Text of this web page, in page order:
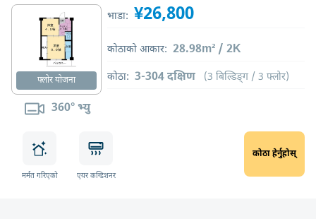
फ्लोर योजना
360° भ्यु
भाडा: ¥26,800
कोठाको आकार: 28.98m² / 2K
कोठा: 3-304 दक्षिण (3 बिल्डिङ्ग / 3 फ्लोर)
मर्मत गरिएको एयर कन्डिशनर
कोठा हेर्नुहोस्